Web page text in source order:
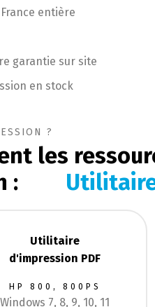
entière
garantie sur site
en stock
?
les
:
Utilitaire
d'impression PDF
HP 800, 800PS
Windows 7, 8, 9, 10, 11